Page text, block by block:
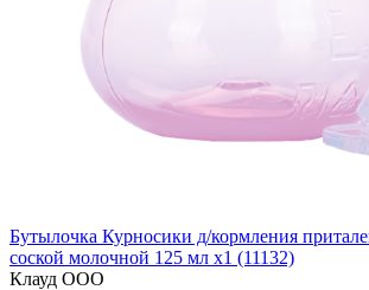
Бутылочка Курносики д/кормления
соской молочной 125 мл x1 (11132)
Клауд ООО